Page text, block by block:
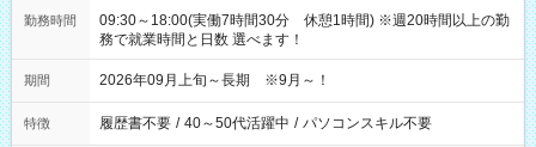
勤務時間
09:30～18:00(実働7時間30分 休憩1時間) ※週20時間以上の勤
務で就業時間と日数 選べます！
期間 2026年09月上旬～長期 ※9月～！
特徴 履歴書不要 / 40～50代活躍中 / パソコンスキル不要